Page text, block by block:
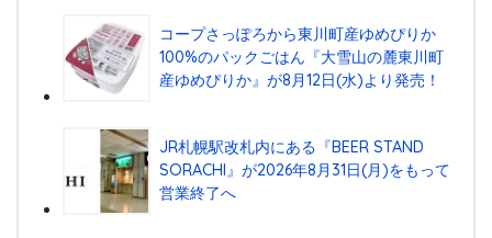
コープさっぽろから東川町産ゆめぴりか
100%のパックごはん『⼤雪⼭の麓東川町
産ゆめぴりか』が8⽉12⽇(⽔)より発売！
JR札幌駅改札内にある『BEER STAND
SORACHI』が2026年8月31日(月)をもって
営業終了へ